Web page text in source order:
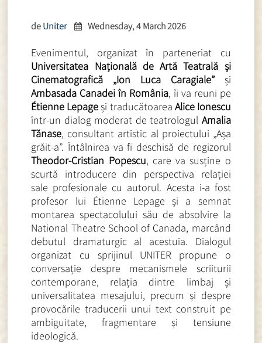
de Uniter Wednesday, 4 March 2026
Evenimentul, organizat în parteneriat cu
Universitatea Națională de Artă Teatrală și
Cinematografică „Ion Luca Caragiale” și
Ambasada Canadei în România, îi va reuni pe
Étienne Lepageși traducătoarea Alice Ionescu
într-un dialog moderat de teatrologul Amalia
Tănase, consultant artistic al proiectului „Așa
grăit-a”. Întâlnirea va fi deschisă de regizorul
Theodor-Cristian Popescu, care va susține o
scurtă introducere din perspectiva relației
sale profesionale cu autorul. Acesta i-a fost
profesor lui Étienne Lepage și a semnat
montarea spectacolului său de absolvire la
National Theatre School of Canada, marcând
debutul dramaturgic al acestuia. Dialogul
organizat cu sprijinul UNITER propune o
conversație despre mecanismele scriiturii
contemporane, relația dintre limbaj și
universalitatea mesajului, precum și despre
provocările traducerii unui text construit pe
ambiguitate, fragmentare și tensiune
ideologică.